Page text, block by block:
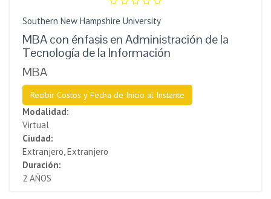
Southern New Hampshire University
MBA con énfasis en Administración de la
Tecnología de la Información
MBA
Recibir Costos y Fecha de Inicio al Instante
Modalidad:
Virtual
Ciudad:
Extranjero, Extranjero
Duración:
2 AÑOS